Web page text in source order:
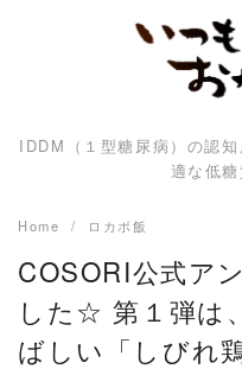
IDDM（１型糖尿病）の認
適な低
Home ロカボ飯
COSORI公式ア
した☆ 第１弾は
ばしい「しびれ